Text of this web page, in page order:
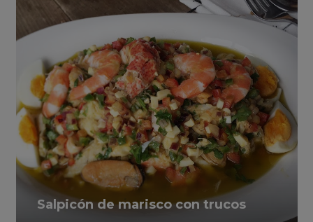
Salpicón de marisco con trucos